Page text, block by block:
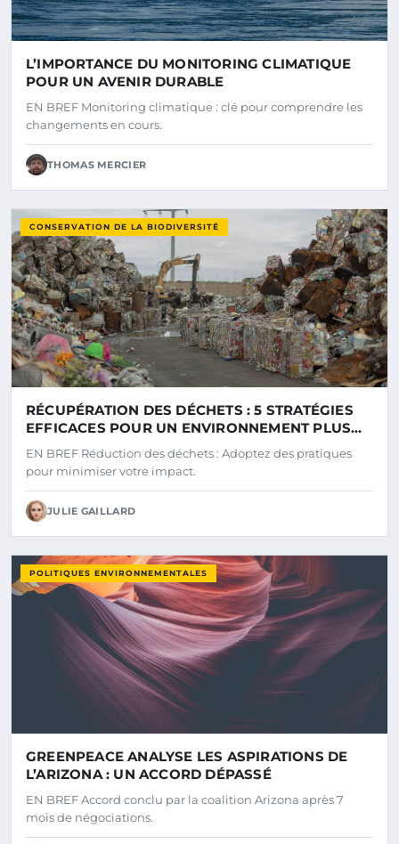
L’IMPORTANCE DU MONITORING CLIMATIQUE
POUR UN AVENIR DURABLE
EN BREF Monitoring climatique : clé pour comprendre les
changements en cours.
THOMAS MERCIER
CONSERVATION DE LA BIODIVERSITÉ
RÉCUPÉRATION DES DÉCHETS : 5 STRATÉGIES
EFFICACES POUR UN ENVIRONNEMENT PLUS
PROPRE
EN BREF Réduction des déchets : Adoptez des pratiques
pour minimiser votre impact.
JULIE GAILLARD
POLITIQUES ENVIRONNEMENTALES
GREENPEACE ANALYSE LES ASPIRATIONS DE
L’ARIZONA : UN ACCORD DÉPASSÉ
EN BREF Accord conclu par la coalition Arizona après 7
mois de négociations.